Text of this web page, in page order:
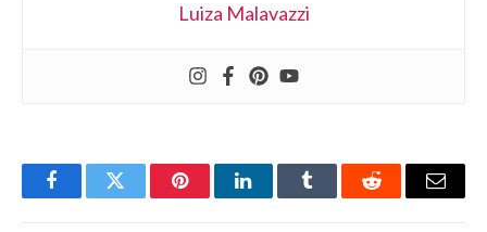
Luiza Malavazzi
FacebookTwitter PinterestLinkedInTumblr Reddit Email